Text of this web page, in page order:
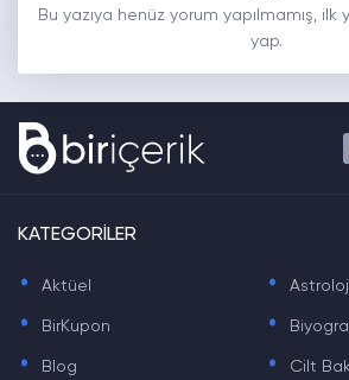
Bu yazıya henüz yorum yapılmamış,
yap.
KATEGORİLER
. Aktüel .
. BirKupon .
. Blog . Cilt